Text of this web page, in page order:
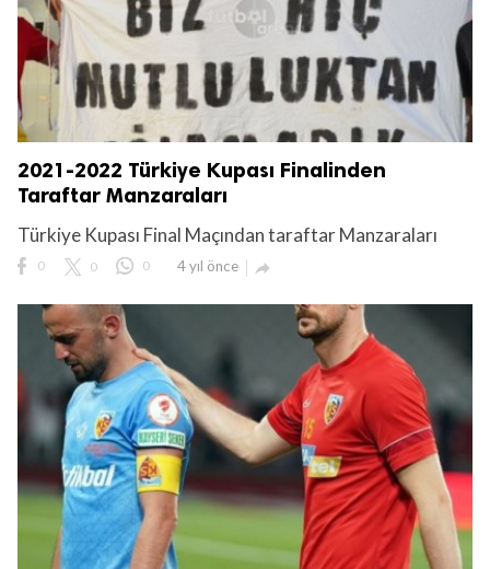
2021-2022 Türkiye Kupası Finalinden
Taraftar Manzaraları
Türkiye Kupası Final Maçından taraftar Manzaraları
0 0 0 4 yıl önce 